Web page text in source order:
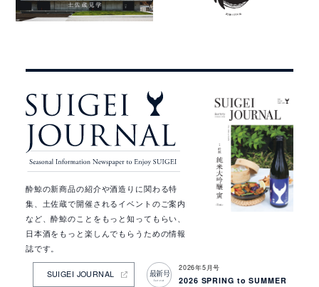
ピ
ッ
ク
ア
ッ
プ
情
報
酔鯨の新商品の紹介や酒造りに関わる特
集、土佐蔵で開催されるイベントのご案内
など、酔鯨のことをもっと知ってもらい、
日本酒をもっと楽しんでもらうための情報
誌です。
SUIGEI JOURNAL 最新号
latest
2026年5月号
2026 SPRING to SUMMER